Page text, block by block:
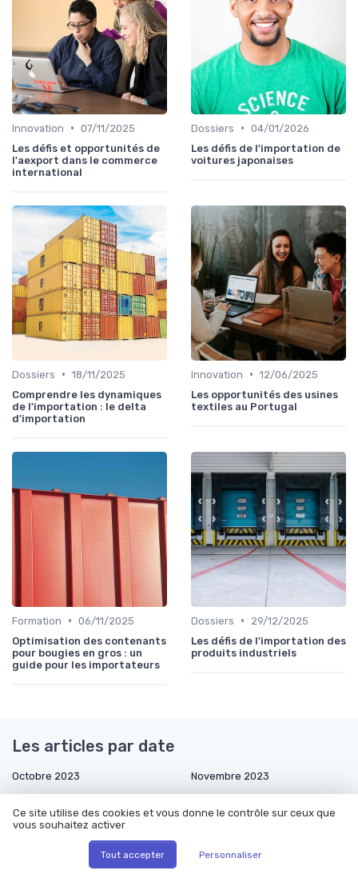
Innovation • 07/11/2025
Les défis et opportunités de
l'aexport dans le commerce
international
Dossiers • 04/01/2026
Les défis de l'importation de
voitures japonaises
Dossiers • 18/11/2025
Comprendre les dynamiques
de l'importation : le delta
d'importation
Innovation • 12/06/2025
Les opportunités des usines
textiles au Portugal
Formation • 06/11/2025
Optimisation des contenants
pour bougies en gros : un
guide pour les importateurs
Dossiers •
29/12/2025
Les défis de l'importation des
produits industriels
Les articles par date
Octobre 2023
Novembre 2023
Décembre 2023
Janvier 2024
Février 2024
Mars 2024
Décembre 2024
Mars 2025
Ce site utilise des cookies et vous donne le contrôle sur ceux que
vous souhaitez activer
Tout accepter Personnaliser